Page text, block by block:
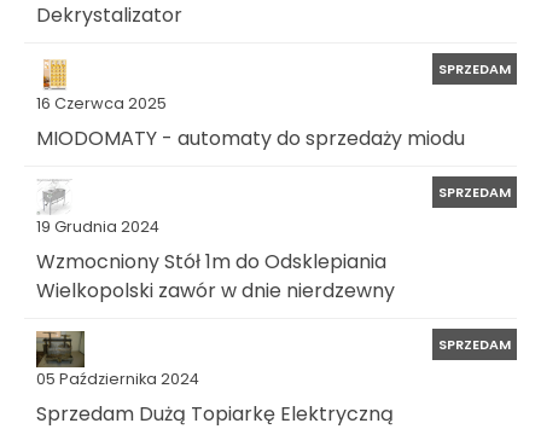
Dekrystalizator
16 Czerwca 2025
SPRZEDAM
MIODOMATY - automaty do sprzedaży miodu
19 Grudnia 2024
SPRZEDAM
Wzmocniony Stół 1m do Odsklepiania
Wielkopolski zawór w dnie nierdzewny
05 Października 2024
SPRZEDAM
Sprzedam Dużą Topiarkę Elektryczną